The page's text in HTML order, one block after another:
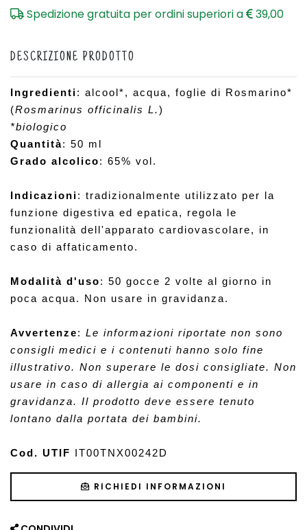
Spedizione gratuita per ordini superiori a 39,00
DESCRIZIONE PRODOTTO
Ingredienti: alcool*, acqua, foglie di Rosmarino*
(Rosmarinus officinalis L.)
*biologico
Quantità: 50 ml
Grado alcolico: 65% vol.
Indicazioni: tradizionalmente utilizzato per la
funzione digestiva ed epatica, regola le
funzionalità dell'apparato cardiovascolare, in
caso di affaticamento.
Modalità d'uso: 50 gocce 2 volte al giorno in
poca acqua. Non usare in gravidanza.
Avvertenze: Le informazioni riportate non sono
consigli medici e i contenuti hanno solo fine
illustrativo. Non superare le dosi consigliate. Non
usare in caso di allergia ai componenti e in
gravidanza. Il prodotto deve essere tenuto
lontano dalla portata dei bambini.
Cod. UTIF IT00TNX00242D
RICHIEDI INFORMAZIONI